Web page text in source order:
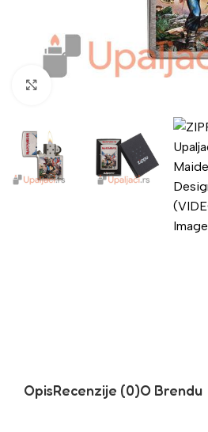
OpisRecenzije (0)O Brendu